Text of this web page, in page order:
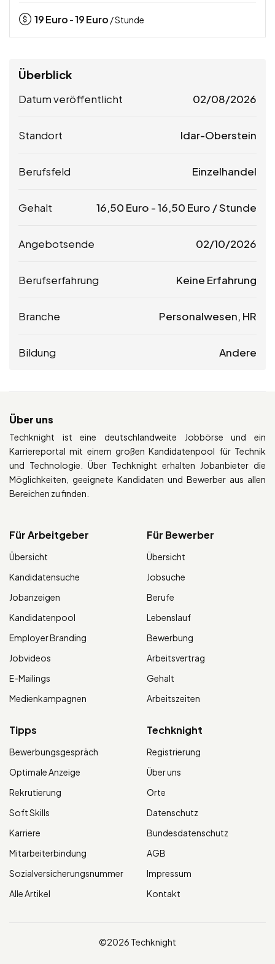
19Euro -19Euro / Stunde
Überblick
Datum veröffentlicht 02/08/2026
Standort Idar-Oberstein
Berufsfeld Einzelhandel
Gehalt 16,50 Euro -16,50 Euro / Stunde
Angebotsende 02/10/2026
Berufserfahrung Keine Erfahrung
Branche Personalwesen, HR
Bildung Andere
Über uns
Techknight ist eine deutschlandweite Jobbörse und ein
Karriereportal mit einem großen Kandidatenpool für Technik
und Technologie. Über Techknight erhalten Jobanbieter die
Möglichkeiten, geeignete Kandidaten und Bewerber aus allen
Bereichen zu finden.
Für Arbeitgeber
Übersicht
Kandidatensuche
Jobanzeigen
Kandidatenpool
Employer Branding
Jobvideos
E-Mailings
Medienkampagnen
Für Bewerber
Übersicht
Jobsuche
Berufe
Lebenslauf
Bewerbung
Arbeitsvertrag
Gehalt
Arbeitszeiten
Tipps
Bewerbungsgespräch
Optimale Anzeige
Rekrutierung
Soft Skills
Karriere
Mitarbeiterbindung
Sozialversicherungsnummer
Alle Artikel
Techknight
Registrierung
Über uns
Orte
Datenschutz
Bundesdatenschutz
AGB
Impressum
Kontakt
©2026 Techknight